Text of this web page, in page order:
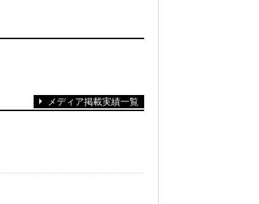
メディア掲載実績一覧